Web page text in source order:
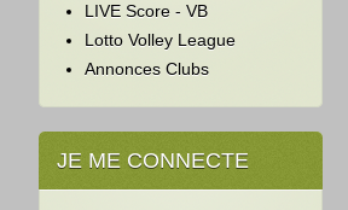
LIVE Score - VB
Lotto Volley League
Annonces Clubs
JE ME CONNECTE